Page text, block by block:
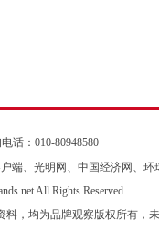
话：010-80948580
端、光明网、中国经济网、
All Rights Reserved.
，均为品牌观察版权所有，